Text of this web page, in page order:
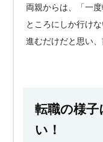
両親からは、「一
ところにしか行け
進むだけだと思い
転職の様子
い！